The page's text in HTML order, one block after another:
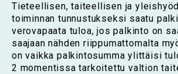
Tieteellisen, taiteellisen ja
toiminnan tunnustukseksi saatu
verovapaata tuloa, jos palkinto on
saajaan nähden riippumattomalta
on vaikka palkintosumma ylittäisi
2 momentissa tarkoitettu valtion